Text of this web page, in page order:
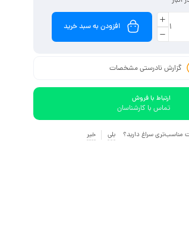
افزودن به سبد خرید
گزارش نادرستی مشخصات
ارتباط با فروش
تماس با کارشناسان
مناسب‌تری سراغ دارید؟ بلی خیر